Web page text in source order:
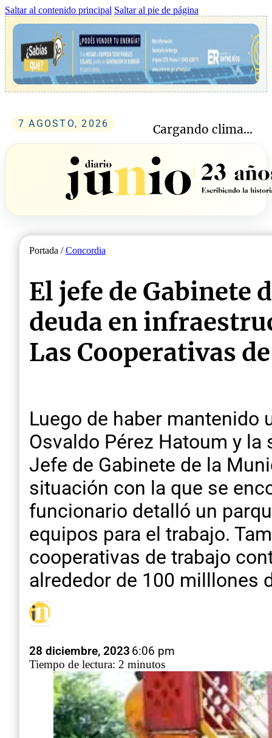
Saltar al contenido principal Saltar al pie de página
7 AGOSTO, 2026 Cargando clima...
Portada /Concordia
El jefe de Gabinete
deuda en
Las Cooperativas
Luego de haber mantenido
Osvaldo Pérez Hatoum y
Jefe de Gabinete de la
situación con la que se
funcionario detalló un
equipos para el trabajo.
cooperativas de trabajo
alrededor de 100 milllones
28 diciembre, 2023 6:06 pm
Tiempo de lectura: 2 minutos